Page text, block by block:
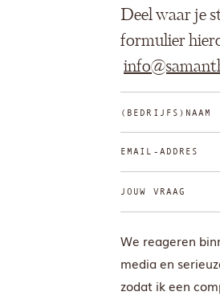
Deel waar je
formulier